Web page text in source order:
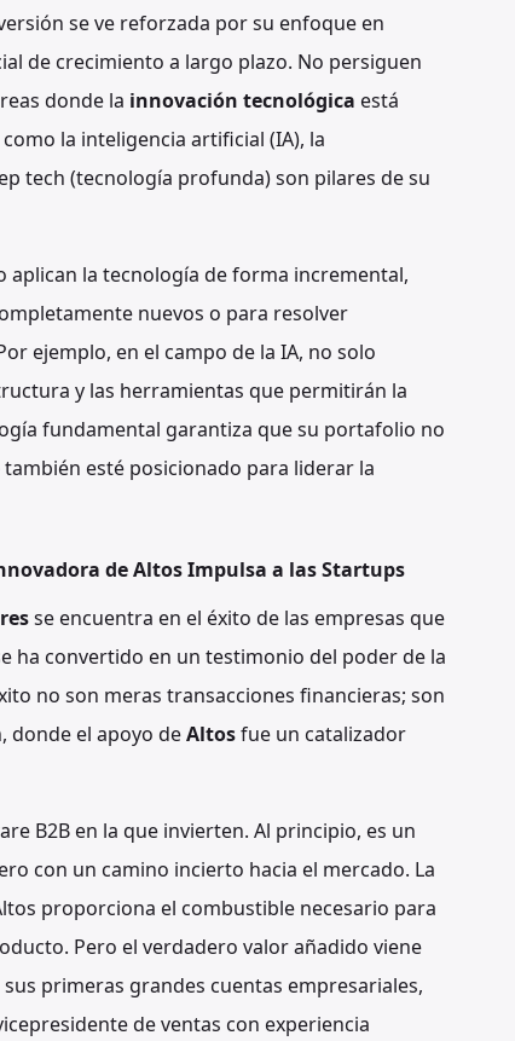
se ve reforzada por su enfoque en
de crecimiento a largo plazo. No persiguen
donde la innovación tecnológica está
la inteligencia artificial (IA), la
tech (tecnología profunda) son pilares de su
aplican la tecnología de forma incremental,
nuevos o para resolver
ejemplo, en el campo de la IA, no solo
y las herramientas que permitirán la
fundamental garantiza que su portafolio no
esté posicionado para liderar la
de Altos Impulsa a las Startups
se encuentra en el éxito de las empresas que
ha convertido en un testimonio del poder de la
no son meras transacciones financieras; son
donde el apoyo deAltosfue un catalizador
B2B en la que invierten. Al principio, es un
con un camino incierto hacia el mercado. La
proporciona el combustible necesario para
Pero el verdadero valor añadido viene
primeras grandes cuentas empresariales,
de ventas con experiencia